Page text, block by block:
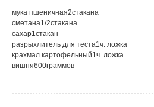
мука пшеничная2стакана
сметана1/2стакана
сахар1стакан
разрыхлитель для теста1ч. ложка
крахмал картофельный1ч. ложка
вишня600граммов